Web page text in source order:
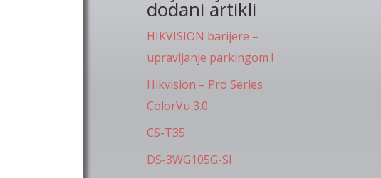
dodani artikli
HIKVISION barijere –
upravljanje parkingom !
Hikvision – Pro Series
ColorVu 3.0
CS-T35
DS-3WG105G-SI